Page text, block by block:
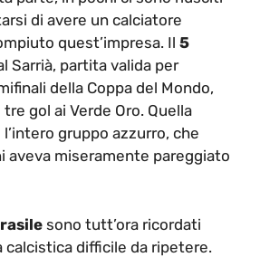
di avere un calciatore
quest’impresa. Il 5
Sarrià, partita valida per
della Coppa del Mondo,
tre gol ai Verde Oro. Quella
gruppo azzurro, che
aveva miseramente pareggiato
sono tutt’ora ricordati
calcistica difficile da ripetere.